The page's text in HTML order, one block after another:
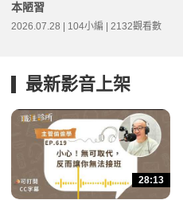
本陋習
2026.07.28 | 104小編 | 2132觀看數
最新影音上架
28:13